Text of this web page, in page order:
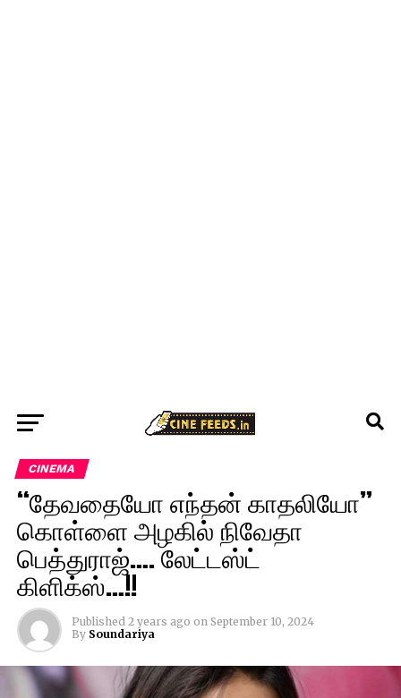
CINEMA
“தேவதையோ எந்தன் காதலியோ”
கொள்ளை அழகில் நிவேதா
பெத்துராஜ்…. லேட்டஸ்ட்
கிளிக்ஸ்…!!
Published 2 years ago on September 10, 2024
By Soundariya